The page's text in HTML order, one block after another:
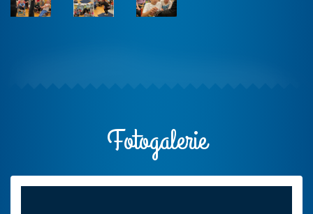
Fotogalerie